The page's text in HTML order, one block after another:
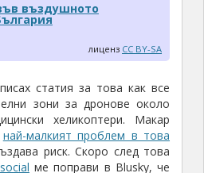
въздушното
лиценз CC BY-SA
статия за това как все
зони за дронове около
хеликоптери. Макар
най-малкият проблем в това
риск. Скоро след това
ме поправи в Blusky, че